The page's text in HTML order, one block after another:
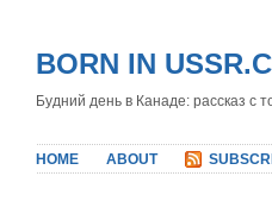
BORN IN
Будний день в Канаде: рассказ с
HOME ABOUT